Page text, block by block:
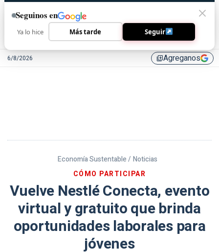
6/8/2026 library_addAgreganos
Economía Sustentable / Noticias
CÓMO PARTICIPAR
Vuelve Nestlé Conecta, evento
virtual y gratuito que brinda
oportunidades laborales para
jóvenes
Seguinos en
Ya lo hice Más tarde Seguir